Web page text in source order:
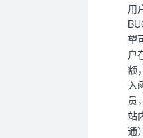
用
望
户
额
入
员
站
通）